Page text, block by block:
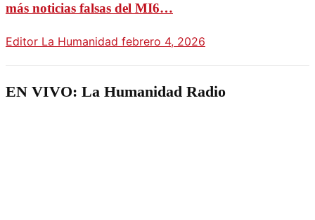
más noticias falsas del MI6…
Editor La Humanidad febrero 4, 2026
EN VIVO: La Humanidad Radio